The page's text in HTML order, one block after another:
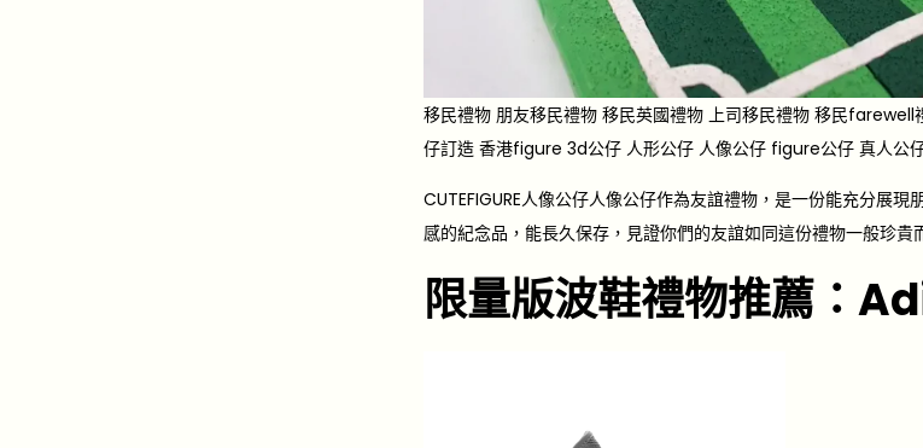
移民禮物 朋友移民禮物 移民英國禮物 上司移民禮物 移民
仔訂造 香港figure 3d公仔 人形公仔 人像公仔 figure公仔 真人公
CUTEFIGURE人像公仔人像公仔作為友誼禮物，是一份能充分展
感的紀念品，能長久保存，見證你們的友誼如同這份禮物一般珍貴
限量版波鞋禮物推薦：